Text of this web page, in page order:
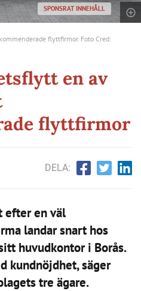
SPONSRAT INNEHÅLL
flyttfirmor. Foto Cred:
en av
flyttfirmor
DELA:
efter en väl
landar snart hos
huvudkontor i Borås.
kundnöjdhet, säger
tre ägare.